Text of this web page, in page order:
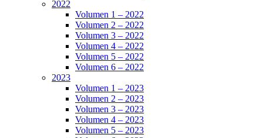
2022
Volumen 1 – 2022
Volumen 2 – 2022
Volumen 3 – 2022
Volumen 4 – 2022
Volumen 5 – 2022
Volumen 6 – 2022
2023
Volumen 1 – 2023
Volumen 2 – 2023
Volumen 3 – 2023
Volumen 4 – 2023
Volumen 5 – 2023